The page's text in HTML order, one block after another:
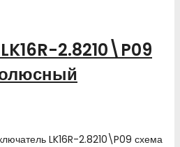
2.8210\P09
LK16R-2.8210\P09 схема